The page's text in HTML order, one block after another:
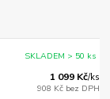
1 099 Kč/ks
908 Kč bez DPH
SKLADEM > 50 ks